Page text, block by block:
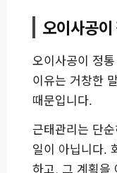
오이사공
오이사공이 정
이유는 거창한
때문입니다.
근태관리는 단
일이 아닙니다.
하고, 그 계획을